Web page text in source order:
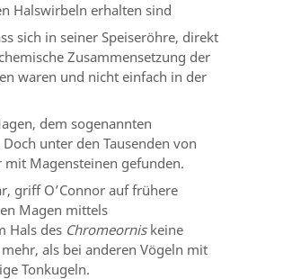
Halswirbeln erhalten sind
sich in seiner Speiseröhre, direkt
Zusammensetzung der
waren und nicht einfach in der
dem sogenannten
unter den Tausenden von
mit Magensteinen gefunden.
griff O’Connor auf frühere
Magen mittels
Hals des Chromeorniskeine
als bei anderen Vögeln mit
Tonkugeln.